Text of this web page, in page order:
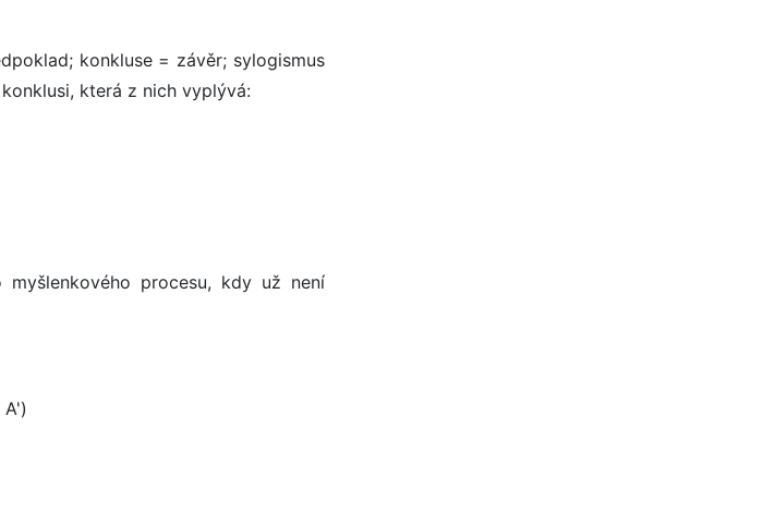
konkluse = závěr; sylogismus
která z nich vyplývá:
procesu, kdy už není